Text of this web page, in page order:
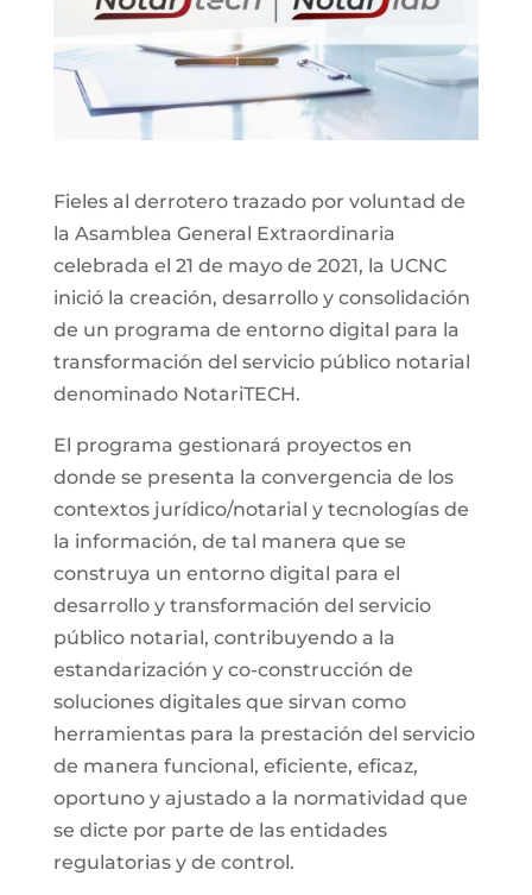
Fieles al derrotero trazado por voluntad de
la Asamblea General Extraordinaria
celebrada el 21 de mayo de 2021, la UCNC
inició la creación, desarrollo y consolidación
de un programa de entorno digital para la
transformación del servicio público notarial
denominado NotariTECH.
El programa gestionará proyectos en
donde se presenta la convergencia de los
contextos jurídico/notarial y tecnologías de
la información, de tal manera que se
construya un entorno digital para el
desarrollo y transformación del servicio
público notarial, contribuyendo a la
estandarización y co-construcción de
soluciones digitales que sirvan como
herramientas para la prestación del servicio
de manera funcional, eficiente, eficaz,
oportuno y ajustado a la normatividad que
se dicte por parte de las entidades
regulatorias y de control.